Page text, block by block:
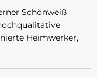
Schönweiß
Heimwerker,